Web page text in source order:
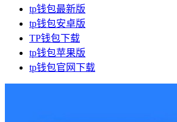
tp钱包最新版
tp钱包安卓版
TP钱包下载
tp钱包苹果版
tp钱包官网下载